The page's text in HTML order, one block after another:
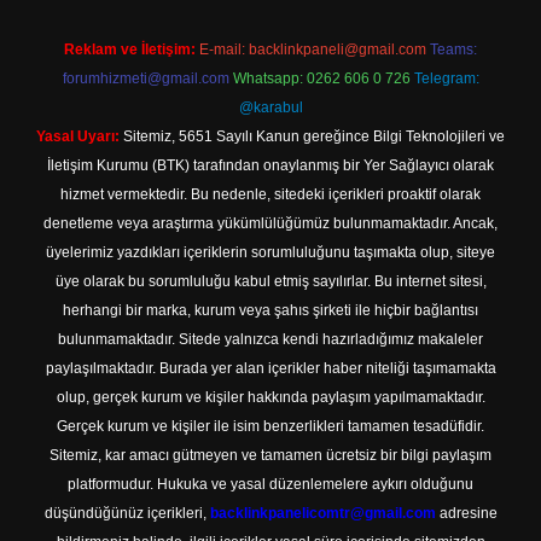
Reklam ve İletişim: E-mail: backlinkpaneli@gmail.com Teams:
forumhizmeti@gmail.com Whatsapp: 0262 606 0 726 Telegram:
@karabul
Yasal Uyarı: Sitemiz, 5651 Sayılı Kanun gereğince Bilgi Teknolojileri ve
İletişim Kurumu (BTK) tarafından onaylanmış bir Yer Sağlayıcı olarak
hizmet vermektedir. Bu nedenle, sitedeki içerikleri proaktif olarak
denetleme veya araştırma yükümlülüğümüz bulunmamaktadır. Ancak,
üyelerimiz yazdıkları içeriklerin sorumluluğunu taşımakta olup, siteye
üye olarak bu sorumluluğu kabul etmiş sayılırlar. Bu internet sitesi,
herhangi bir marka, kurum veya şahıs şirketi ile hiçbir bağlantısı
bulunmamaktadır. Sitede yalnızca kendi hazırladığımız makaleler
paylaşılmaktadır. Burada yer alan içerikler haber niteliği taşımamakta
olup, gerçek kurum ve kişiler hakkında paylaşım yapılmamaktadır.
Gerçek kurum ve kişiler ile isim benzerlikleri tamamen tesadüfidir.
Sitemiz, kar amacı gütmeyen ve tamamen ücretsiz bir bilgi paylaşım
platformudur. Hukuka ve yasal düzenlemelere aykırı olduğunu
düşündüğünüz içerikleri, backlinkpanelicomtr@gmail.com adresine